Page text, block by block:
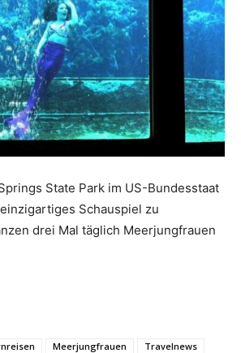
und
Reiseempfehlungen.
State Park im US-Bundesstaat
Schauspiel zu
drei Mal täglich Meerjungfrauen
Meerjungfrauen Travelnews